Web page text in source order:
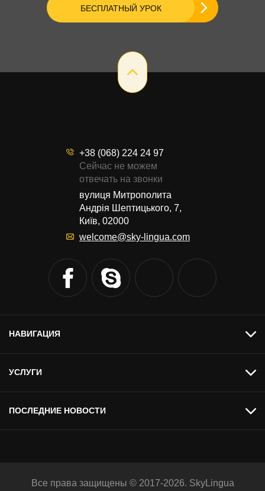
БЕСПЛАТНЫЙ УРОК
+38 (068) 224 24 97
Сейчас не можем
отвечать на звонки
вулиця Митрополита
Андрія Шептицького, 7,
Київ, 02000
welcome@sky-lingua.com
НАВИГАЦИЯ
УСЛУГИ
ПОСЛЕДНИЕ НОВОСТИ
Все права защищены © 2017-2026. SkyLingua